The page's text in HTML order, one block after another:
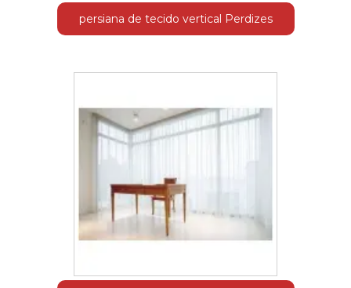
persiana de tecido vertical Perdizes